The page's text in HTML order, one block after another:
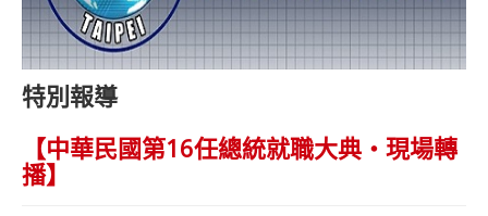
needs觀點新聞
捐款方式
線上捐款
特別報導
【中華民國第16任總統就職大典‧現場轉
播】